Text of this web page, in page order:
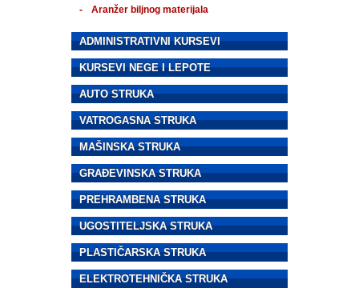
Aranžer biljnog materijala
ADMINISTRATIVNI KURSEVI
KURSEVI NEGE I LEPOTE
AUTO STRUKA
VATROGASNA STRUKA
MAŠINSKA STRUKA
GRAĐEVINSKA STRUKA
PREHRAMBENA STRUKA
UGOSTITELJSKA STRUKA
PLASTIČARSKA STRUKA
ELEKTROTEHNIČKA STRUKA